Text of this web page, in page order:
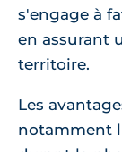
s'engage à
en assurant
territoire.
Les
notamment